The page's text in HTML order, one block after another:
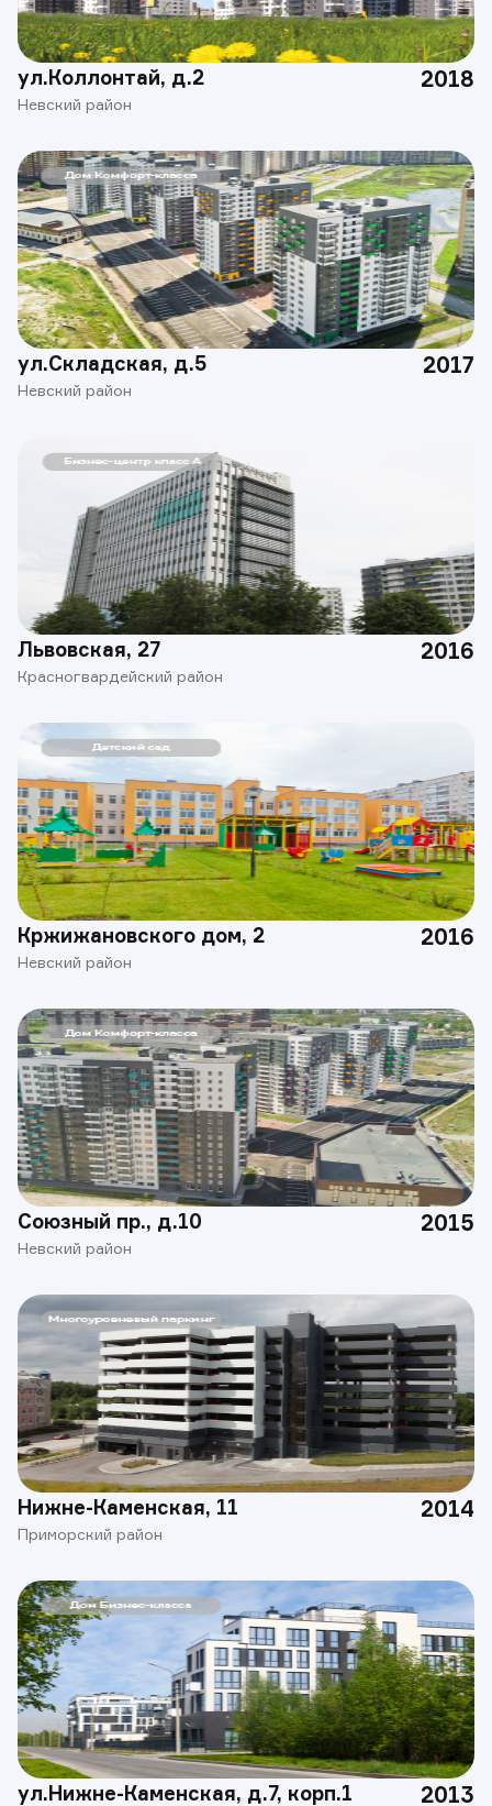
ул.Коллонтай, д.2
Невский район
2018
ул.Складская, д.5
Невский район
2017
Львовская, 27
Красногвардейский район
2016
Кржижановского дом, 2
Невский район
2016
Союзный пр., д.10
Невский район
2015
Нижне-Каменская, 11
Приморский район
2014
ул.Нижне-Каменская, д.7, корп.1 2013